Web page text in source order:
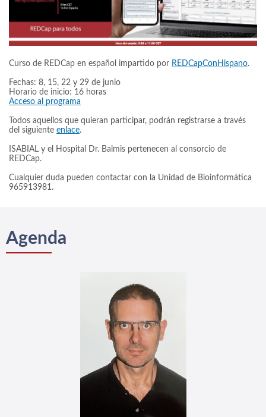
Curso de REDCap en español impartido por REDCapConHispano.
Fechas: 8, 15, 22 y 29 de junio
Horario de inicio: 16 horas
Acceso al programa
Todos aquellos que quieran participar, podrán registrarse a través
del siguiente enlace.
ISABIAL y el Hospital Dr. Balmis pertenecen al consorcio de
REDCap.
Cualquier duda pueden contactar con la Unidad de Bioinformática
965913981.
Agenda